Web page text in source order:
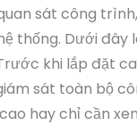
sát công
thống. Dưới
khi lắp đặt
sát toàn bộ
hay chỉ cần